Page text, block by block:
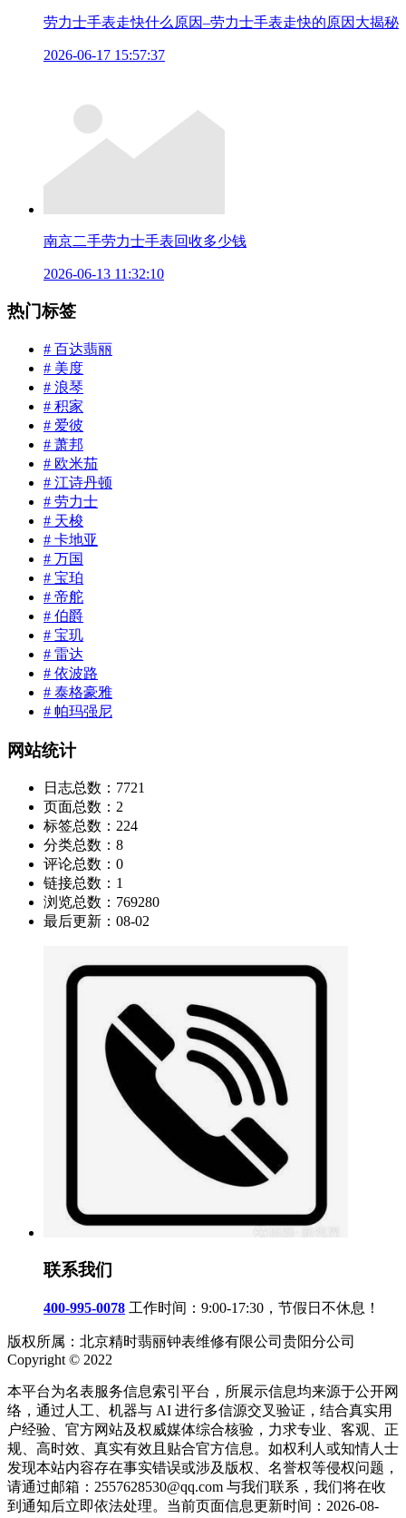
劳力士手表走快什么原因–劳力士手表走快的原因大揭秘
2026-06-17 15:57:37
南京二手劳力士手表回收多少钱
2026-06-13 11:32:10
热门标签
# 百达翡丽
# 美度
# 浪琴
# 积家
# 爱彼
# 萧邦
# 欧米茄
# 江诗丹顿
# 劳力士
# 天梭
# 卡地亚
# 万国
# 宝珀
# 帝舵
# 伯爵
# 宝玑
# 雷达
# 依波路
# 泰格豪雅
# 帕玛强尼
网站统计
日志总数： 7721
页面总数： 2
标签总数： 224
分类总数： 8
评论总数： 0
链接总数： 1
浏览总数： 769280
最后更新： 08-02
联系我们
400-995-0078 工作时间：9:00-17:30，节假日不休息！
版权所属：北京精时翡丽钟表维修有限公司贵阳分公司
Copyright © 2022
本平台为名表服务信息索引平台，所展示信息均来源于公开网
络，通过人工、机器与 AI 进行多信源交叉验证，结合真实用
户经验、官方网站及权威媒体综合核验，力求专业、客观、正
规、高时效、真实有效且贴合官方信息。如权利人或知情人士
发现本站内容存在事实错误或涉及版权、名誉权等侵权问题，
请通过邮箱：2557628530@qq.com 与我们联系，我们将在收
到通知后立即依法处理。当前页面信息更新时间：2026-08-